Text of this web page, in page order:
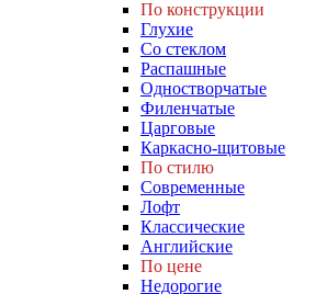
По конструкции
Глухие
Со стеклом
Распашные
Одностворчатые
Филенчатые
Царговые
Каркасно-щитовые
По стилю
Современные
Лофт
Классические
Английские
По цене
Недорогие